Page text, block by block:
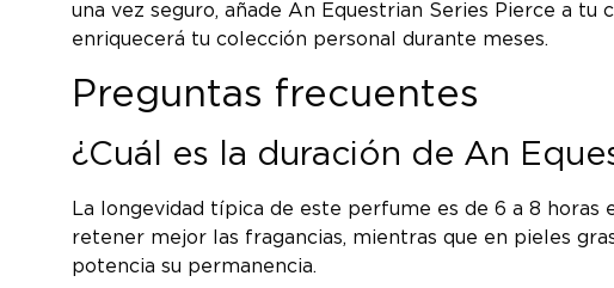
una vez seguro, añade An Equestrian Series Pierce a
enriquecerá tu colección personal durante meses.
Preguntas frecuentes
¿Cuál es la duración de An
La longevidad típica de este perfume es de 6 a 8 horas
retener mejor las fragancias, mientras que en pieles
potencia su permanencia.